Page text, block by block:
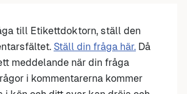
till Etikettdoktorn, ställ den
Ställ din fråga här. Då
meddelande när din fråga
i kommentarerna kommer